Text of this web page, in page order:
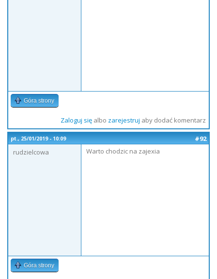
Góra strony
Zaloguj sięalbo zarejestruj aby dodać komentarz
pt., 25/01/2019 - 10:09
#92
rudzielcowa
Warto chodzic na zajexia
Góra strony